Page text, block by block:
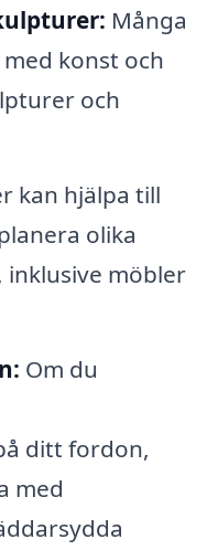
Många
konst och
och
kan hjälpa till
olika
möbler
Om du
ditt fordon,
med